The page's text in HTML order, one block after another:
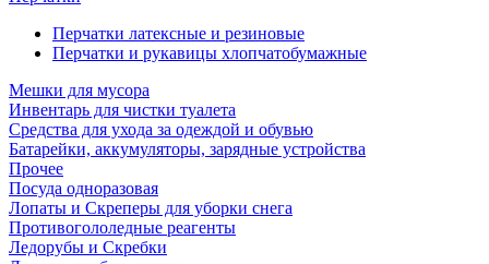
Перчатки латексные и резиновые
Перчатки и рукавицы хлопчатобумажные
Мешки для мусора
Инвентарь для чистки туалета
Средства для ухода за одеждой и обувью
Батарейки, аккумуляторы, зарядные устройства
Прочее
Посуда одноразовая
Лопаты и Скреперы для уборки снега
Противогололедные реагенты
Ледорубы и Скребки